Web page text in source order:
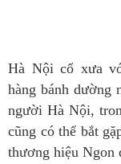
Hà Nội cổ xưa
hàng bánh dường
người Hà Nội,
cũng có thể bắt
thương hiệu Ngon